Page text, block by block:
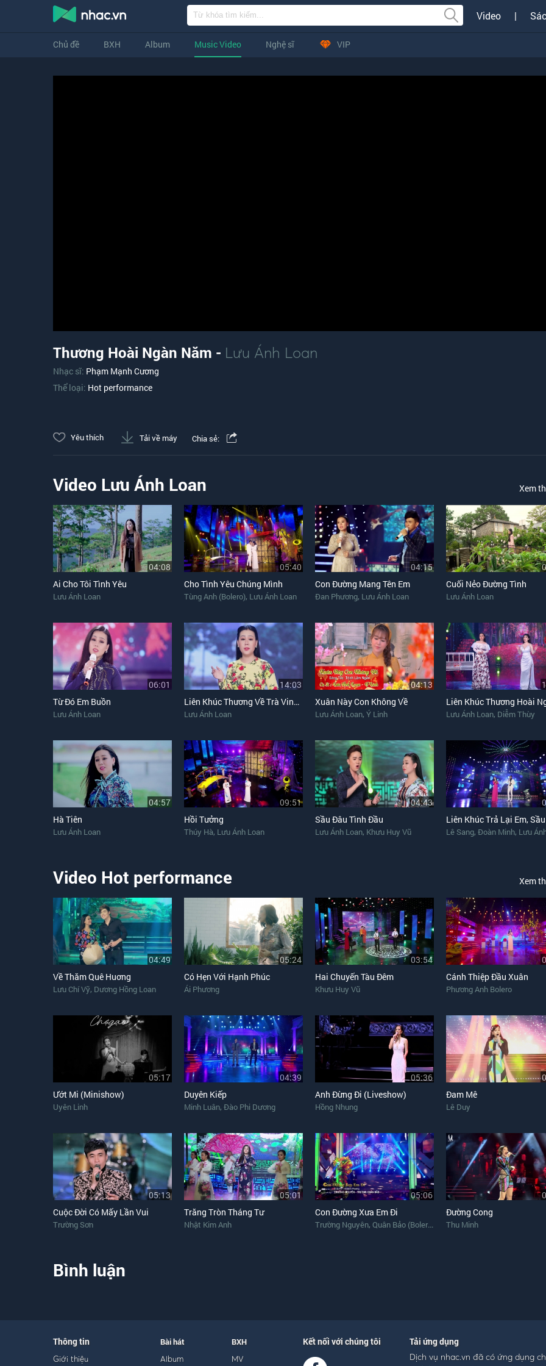
Video |
Chủ đề BXH Album Music Video Nghệ sĩ VIP
Thương Hoài Ngàn Năm - Lưu Ánh Loan
Nhạc sĩ: Phạm Mạnh Cương
Thể loại: Hot performance
Yêu thích Tải về máy Chia sẻ:
Video Lưu Ánh Loan Xem
04:08
Ai Cho Tôi Tình Yêu
Lưu Ánh Loan
05:40
Cho Tình Yêu Chúng Mình
Tùng Anh (Bolero), Lưu Ánh Loan
04:15
Con Đường Mang Tên Em
Đan Phương, Lưu Ánh Loan
Cuối Nẻo Đường Tình
Lưu Ánh Loan
06:01
Từ Đó Em Buồn
Lưu Ánh Loan
14:03
Liên Khúc Thương Về Trà Vinh, Sóc Sờ Bai Sóc Trăng, Áo Mới Cà Mau
Lưu Ánh Loan
04:13
Xuân Này Con Không Về
Lưu Ánh Loan, Ý Linh Lưu Ánh Loan, Diễm Thùy
04:57
Hà Tiên
Lưu Ánh Loan
09:51
Hồi Tưởng
Thúy Hà, Lưu Ánh Loan
04:43
Sầu Đâu Tình Đầu
Lưu Ánh Loan, Khưu Huy Vũ Lê Sang, Đoàn Minh, Lưu Ánh
Video Hot performance Xem
04:49
Về Thăm Quê Huơng
Lưu Chí Vỹ, Dương Hồng Loan
05:24
Có Hẹn Với Hạnh Phúc
Ái Phương
03:54
Hai Chuyến Tàu Đêm
Khưu Huy Vũ
Cánh Thiệp Đầu Xuân
Phương Anh Bolero
05:17
Ướt Mi (Minishow)
Uyên Linh
04:39
Duyên Kiếp
Minh Luân, Đào Phi Dương
05:36
Anh Đừng Đi (Liveshow)
Hồng Nhung
Đam Mê
Lê Duy
05:13
Cuộc Đời Có Mấy Lần Vui
Trường Sơn
05:01
Trăng Tròn Tháng Tư
Nhật Kim Anh
05:06
Con Đường Xưa Em Đi
Trường Nguyên, Quân Bảo (Bolero)
Đường Cong
Thu Minh
Bình luận
Thông tin
Giới thiệu
Bài hát
Album
BXH
MV
Kết nối với chúng tôi Tải ứng dụng
Dịch vụ nhac.vn đã có ứng dụng